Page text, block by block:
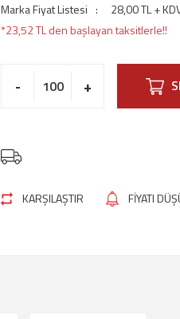
Marka Fiyat Listesi
28,00 TL +
*23,52 TL den başlayan taksitlerle!!
- +
KARŞILAŞTIR FİYATI